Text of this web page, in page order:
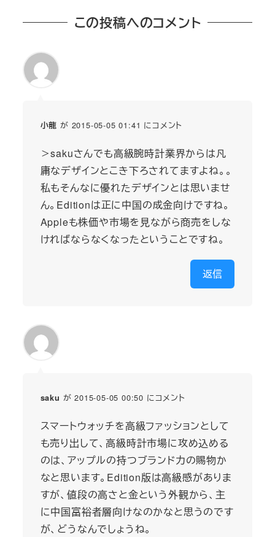
この投稿へのコメント
小龍 が 2015-05-05 01:41 にコメント
＞sakuさんでも高級腕時計業界からは凡
庸なデザインとこき下ろされてますよね。。
私もそんなに優れたデザインとは思いませ
ん。Editionは正に中国の成金向けですね。
Appleも株価や市場を見ながら商売をしな
ければならなくなったということですね。
返信
saku が 2015-05-05 00:50 にコメント
スマートウォッチを高級ファッションとして
も売り出して、高級時計市場に攻め込める
のは、アップルの持つブランド力の賜物か
なと思います。Edition版は高級感がありま
すが、値段の高さと金という外観から、主
に中国富裕者層向けなのかなと思うのです
が、どうなんでしょうね。